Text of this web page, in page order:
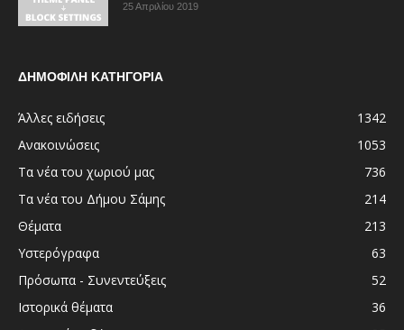
25 Απριλίου 2019
ΔΗΜΟΦΙΛΗ ΚΑΤΗΓΟΡΙΑ
Άλλες ειδήσεις
1342
Ανακοινώσεις
1053
Τα νέα του χωριού μας
736
Τα νέα του Δήμου Σάμης
214
Θέματα
213
Υστερόγραφα
63
Πρόσωπα - Συνεντεύξεις
52
Ιστορικά θέματα
36